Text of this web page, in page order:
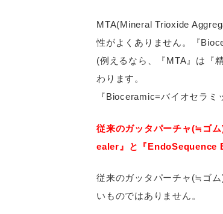
MTA(Mineral Trioxide
性がよくありません。『
(例えるなら、『MTA』は『
わります。
『Bioceramic=バイオセラ
従来のガッタパーチャ(≒ゴ
ealer』と『EndoSequence
従来のガッタパーチャ(≒ゴ
いものではありません。